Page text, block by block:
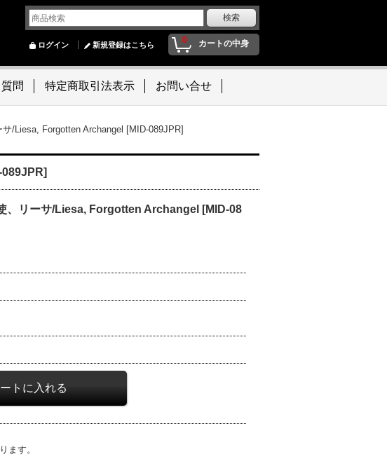
0 カートの中身
ログイン 新規登録はこちら
問 特定商取引法表示 お問い合せ
/Liesa, Forgotten Archangel [MID-089JPR]
、リーサ/Liesa, Forgotten Archangel [MID-08
ます。